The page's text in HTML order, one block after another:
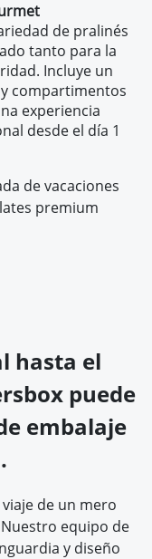
de pralinés
tanto para la
Incluye un
compartimentos
experiencia
desde el día 1
de vacaciones
premium
hasta el
puede
embalaje
de un mero
equipo de
y diseño